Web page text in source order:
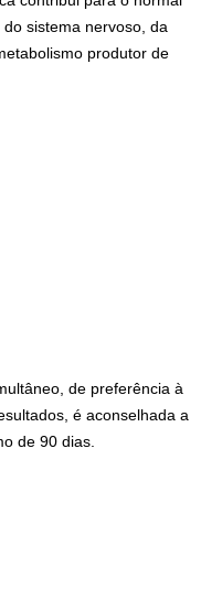
sistema nervoso, da
produtor de
de preferência à
é aconselhada a
de 90 dias.